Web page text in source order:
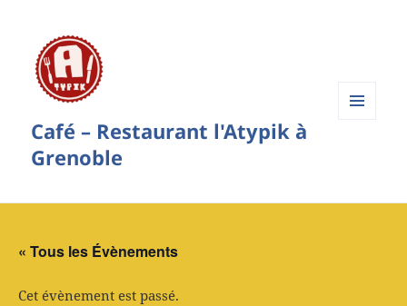
Café – Restaurant l'Atypik à
Grenoble
« Tous les Évènements
Cet évènement est passé.